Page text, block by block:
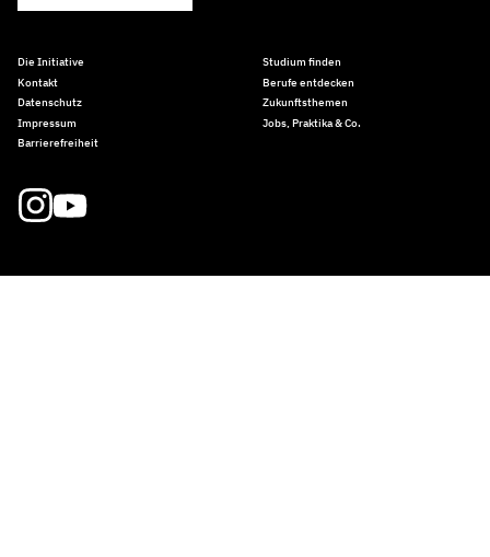
Die Initiative
Kontakt
Datenschutz
Impressum
Barrierefreiheit
Studium finden
Berufe entdecken
Zukunftsthemen
Jobs, Praktika & Co.